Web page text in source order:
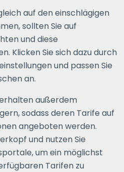
auf den einschlägigen
sollten Sie auf
und diese
Klicken Sie sich dazu durch
und passen Sie
an.
außerdem
sodass deren Tarife auf
angeboten werden.
und nutzen Sie
um ein möglichst
Tarifen zu